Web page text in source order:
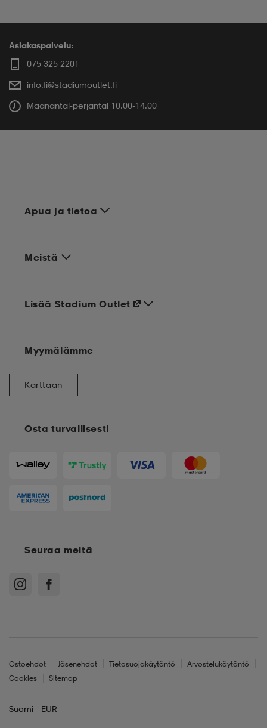
Asiakaspalvelu:
075 325 2201
info.fi@stadiumoutlet.fi
Maanantai-perjantai 10.00-14.00
Apua ja tietoa
Meistä
Osta turvallisesti
Lisää Stadium Outlet
Myymälämme
Karttaan
Seuraa meitä
Ostoehdot Jäsenehdot Tietosuojakäytäntö
Arvostelukäytäntö
Cookies
Sitemap
Suomi - EUR